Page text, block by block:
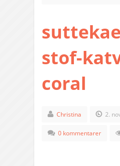
stof-
coral
Christina 2.
0 kommentarer